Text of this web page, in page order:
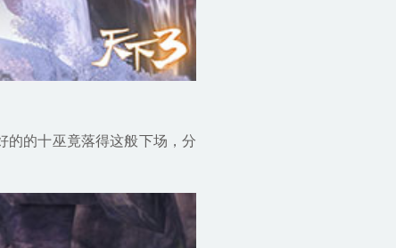
的十巫竟落得这般下场，分